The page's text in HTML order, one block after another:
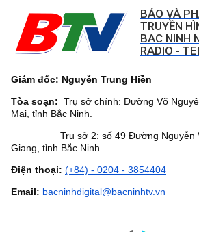
BÁO VÀ
TRUYỀN
BAC NINH
RADIO -
Giám đốc: Nguyễn Trung Hiền
Tòa soạn: Trụ sở chính: Đường Võ
Mai, tỉnh Bắc Ninh.
Trụ sở 2: số 49 Đường Nguyễn
Giang, tỉnh Bắc Ninh
Điện thoại: (+84) - 0204 - 3854404
Email: bacninhdigital@bacninhtv.vn